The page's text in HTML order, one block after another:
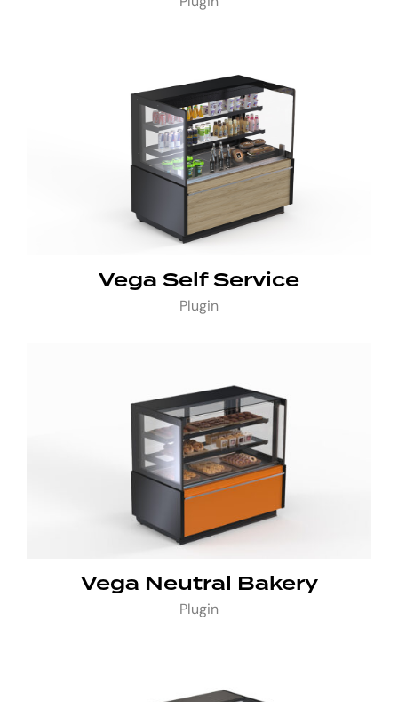
Vega Self Service
Plugin
Vega Neutral Bakery
Plugin